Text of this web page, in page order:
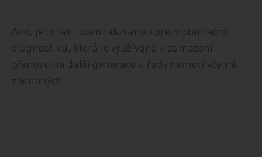
Ano, je to tak. Jde o takzvanou preimplantační
diagnostiku, která je využívána k zamezení
přenosu na další generace u řady nemocí včetně
zhoubných.